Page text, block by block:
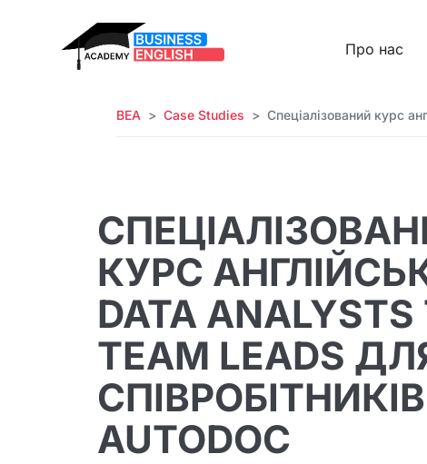
Про нас
BEA Case Studies Спеціалізований курс
КУРС
DATA
TEAM LEADS
СПІВРОБІТНИКІВ
AUTODOC